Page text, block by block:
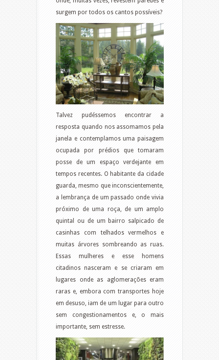
surgem por todos os cantos possíveis?
Talvez pudéssemos encontrar a
resposta quando nos assomamos pela
janela e contemplamos uma paisagem
ocupada por prédios que tomaram
posse de um espaço verdejante em
tempos recentes. O habitante da cidade
guarda, mesmo que inconscientemente,
a lembrança de um passado onde vivia
próximo de uma roça, de um amplo
quintal ou de um bairro salpicado de
casinhas com telhados vermelhos e
muitas árvores sombreando as ruas.
Essas mulheres e esse homens
citadinos nasceram e se criaram em
lugares onde as aglomerações eram
raras e, embora com transportes hoje
em desuso, iam de um lugar para outro
sem congestionamentos e, o mais
importante, sem estresse.